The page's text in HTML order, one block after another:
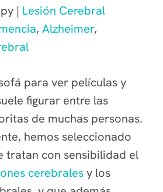
| Lesión Cerebral
, Alzheimer,
para ver películas y
figurar entre las
de muchas personas.
hemos seleccionado
tratan con sensibilidad el
cerebralesy los